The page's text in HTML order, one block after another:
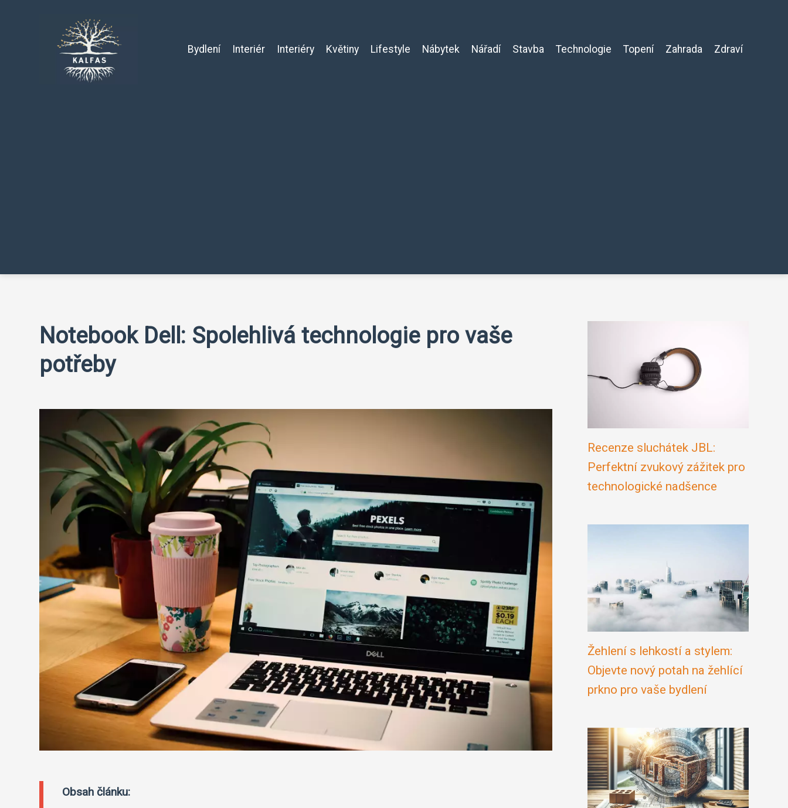
Bydlení Interiér Interiéry Květiny Lifestyle Nábytek Nářadí Stavba Technologie Topení Zahrada Zdraví
Notebook Dell: Spolehlivá technologie pro vaše
potřeby
Obsah článku:
Recenze sluchátek JBL:
Perfektní zvukový zážitek pro
technologické nadšence
Žehlení s lehkostí a stylem:
Objevte nový potah na žehlící
prkno pro vaše bydlení